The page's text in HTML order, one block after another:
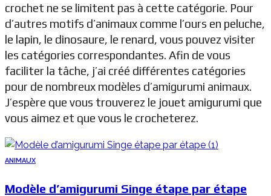
crochet ne se limitent pas à cette catégorie. Pour
d’autres motifs d’animaux comme l’ours en peluche,
le lapin, le dinosaure, le renard, vous pouvez visiter
les catégories correspondantes. Afin de vous
faciliter la tâche, j’ai créé différentes catégories
pour de nombreux modèles d’amigurumi animaux.
J’espère que vous trouverez le jouet amigurumi que
vous aimez et que vous le crocheterez.
ANIMAUX
Modèle d’amigurumi Singe étape par étape